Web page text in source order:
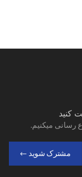
کنید
رسانی میکنیم.
مشترک شوید